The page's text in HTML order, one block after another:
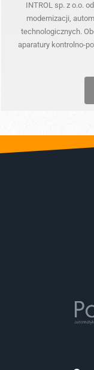
INTROL sp. z o.o.
modernizacji,
technologicznych.
aparatury kontrolno-